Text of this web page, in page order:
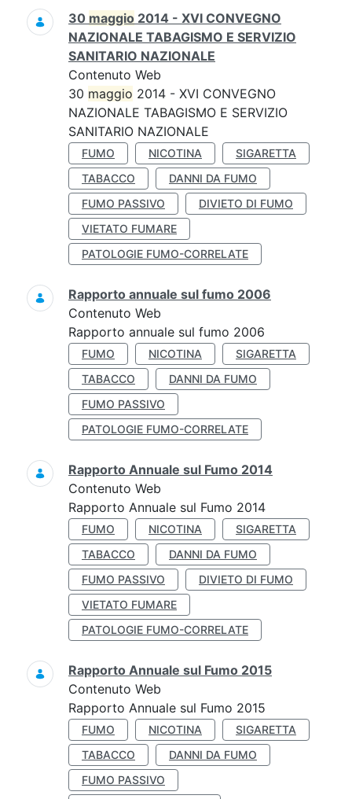
30 maggio 2014 - XVI CONVEGNO
NAZIONALE TABAGISMO E SERVIZIO
SANITARIO NAZIONALE
Contenuto Web
30 maggio 2014 - XVI CONVEGNO
NAZIONALE TABAGISMO E SERVIZIO
SANITARIO NAZIONALE
FUMO NICOTINA
SIGARETTA
TABACCO
DANNI DA FUMO
FUMO PASSIVO
DIVIETO DI FUMO
VIETATO FUMARE
PATOLOGIE FUMO-CORRELATE
Rapporto annuale sul fumo 2006
Contenuto Web
Rapporto annuale sul fumo 2006
FUMO NICOTINA
SIGARETTA
TABACCO
DANNI DA FUMO
FUMO PASSIVO
PATOLOGIE FUMO-CORRELATE
Rapporto Annuale sul Fumo 2014
Contenuto Web
Rapporto Annuale sul Fumo 2014
FUMO NICOTINA
SIGARETTA
TABACCO
DANNI DA FUMO
FUMO PASSIVO
DIVIETO DI FUMO
VIETATO FUMARE
PATOLOGIE FUMO-CORRELATE
Rapporto Annuale sul Fumo 2015
Contenuto Web
Rapporto Annuale sul Fumo 2015
FUMO NICOTINA
SIGARETTA
TABACCO
DANNI DA FUMO
FUMO PASSIVO